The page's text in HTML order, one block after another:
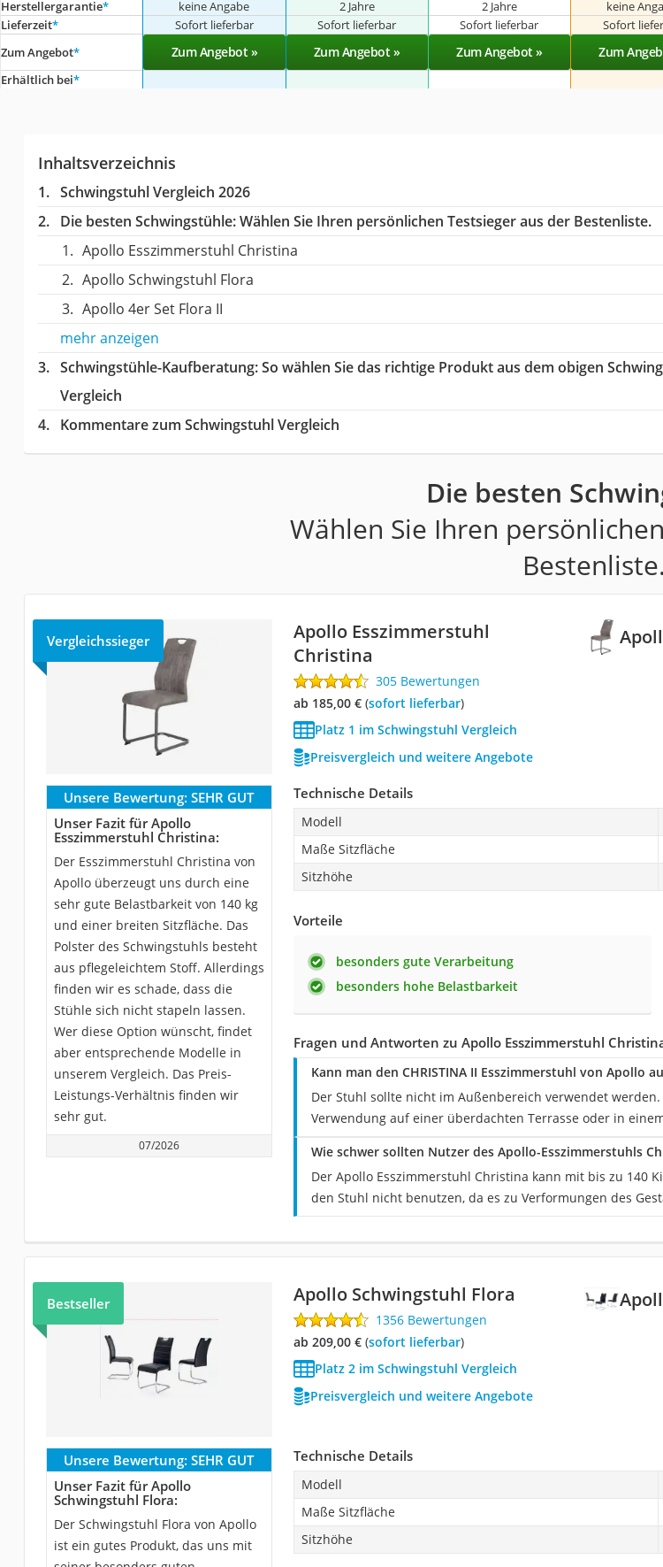
Herstellergarantie* keine Angabe 2 Jahre 2 Jahre keine
Lieferzeit* Sofort lieferbar Sofort lieferbar Sofort lieferbar Sofort
Zum Angebot* Zum Angebot » Zum Angebot » Zum Angebot » Zum
Erhältlich bei*
Inhaltsverzeichnis
Schwingstuhl Vergleich 2026
Die besten Schwingstühle:Wählen Sie Ihren persönlichen Testsieger aus der Bestenliste.
Apollo Esszimmerstuhl Christina
Apollo Schwingstuhl Flora
Apollo 4er Set Flora II
mehr anzeigen
Schwingstühle-Kaufberatung: So wählen Sie das richtige Produkt aus dem obigen
Vergleich
Kommentare zum Schwingstuhl Vergleich
Die besten
Wählen Sie Ihren
Bestenliste.
Vergleichssieger
Apollo Esszimmerstuhl
Christina
305 Bewertungen
ab 185,00 €( Sofort lieferbar)
Platz 1 im Schwingstuhl Vergleich
Preisvergleich und weitere Angebote
Unsere Bewertung: SEHR GUT
Unser Fazit für Apollo
Esszimmerstuhl Christina:
Der Esszimmerstuhl Christina von
Apollo überzeugt uns durch eine
sehr gute Belastbarkeit von 140 kg
und einer breiten Sitzfläche. Das
Polster des Schwingstuhls besteht
aus pflegeleichtem Stoff. Allerdings
finden wir es schade, dass die
Stühle sich nicht stapeln lassen.
Wer diese Option wünscht, findet
aber entsprechende Modelle in
unserem Vergleich. Das Preis-
Leistungs-Verhältnis finden wir
sehr gut.
07/2026
Technische Details
Modell
Maße Sitzfläche
Sitzhöhe
Vorteile
besonders gute Verarbeitung
besonders hohe Belastbarkeit
Fragen und Antworten zu Apollo Esszimmerstuhl
Kann man den CHRISTINA II Esszimmerstuhl von Apollo
Der Stuhl sollte nicht im Außenbereich verwendet
Verwendung auf einer überdachten Terrasse oder in
Wie schwer sollten Nutzer des Apollo-Esszimmerstuhls
Der Apollo Esszimmerstuhl Christina kann mit bis zu 140
den Stuhl nicht benutzen, da es zu Verformungen des
Bestseller Apollo Schwingstuhl Flora
1356 Bewertungen
ab 209,00 €( Sofort lieferbar)
Platz 2 im Schwingstuhl Vergleich
Preisvergleich und weitere Angebote
Unsere Bewertung: SEHR GUT
Unser Fazit für Apollo
Schwingstuhl Flora:
Der Schwingstuhl Flora von Apollo
ist ein gutes Produkt, das uns mit
Technische Details
Modell
Maße Sitzfläche
Sitzhöhe